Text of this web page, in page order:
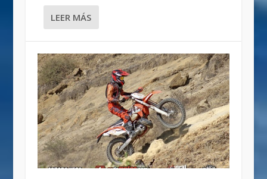
LEER MÁS